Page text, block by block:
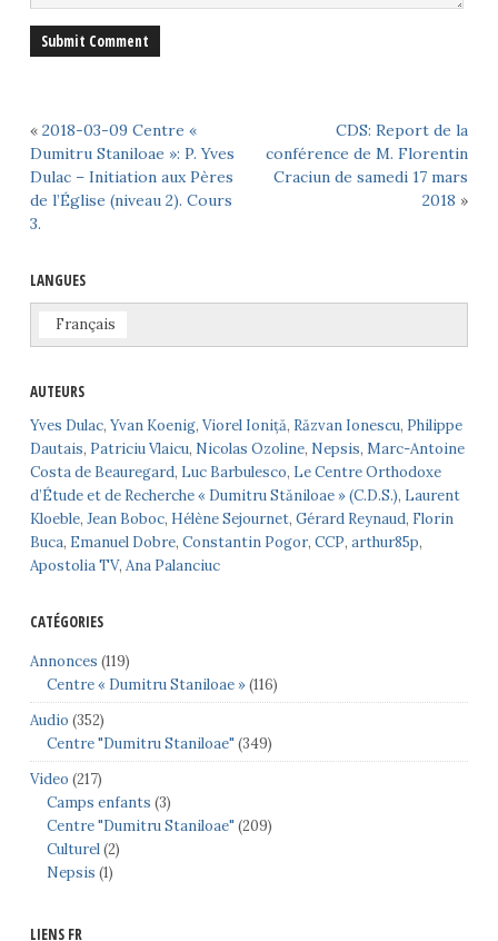
« 2018-03-09 Centre «
Dumitru Staniloae »: P. Yves
Dulac – Initiation aux Pères
de l’Église (niveau 2). Cours
3.
CDS: Report de la
conférence de M. Florentin
Craciun de samedi 17 mars
2018 »
LANGUES
Français
AUTEURS
Yves Dulac, Yvan Koenig, Viorel Ioniță, Răzvan Ionescu, Philippe
Dautais, Patriciu Vlaicu, Nicolas Ozoline, Nepsis, Marc-Antoine
Costa de Beauregard, Luc Barbulesco, Le Centre Orthodoxe
d’Étude et de Recherche « Dumitru Stăniloae » (C.D.S.), Laurent
Kloeble, Jean Boboc, Hélène Sejournet, Gérard Reynaud, Florin
Buca, Emanuel Dobre, Constantin Pogor, CCP, arthur85p,
Apostolia TV, Ana Palanciuc
CATÉGORIES
Annonces (119)
Centre « Dumitru Staniloae »(116)
Audio (352)
Centre "Dumitru Staniloae" (349)
Video (217)
Camps enfants (3)
Centre "Dumitru Staniloae" (209)
Culturel(2)
Nepsis (1)
LIENS FR